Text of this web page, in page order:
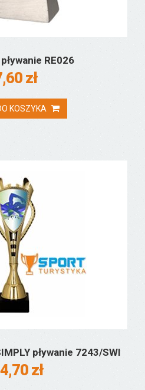
RE026
zł
KOSZYKA
pływanie 7243/SWI
zł